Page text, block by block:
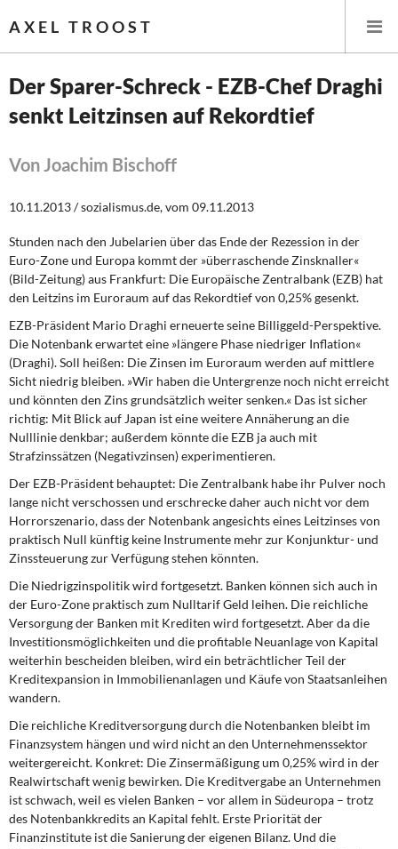
AXEL TROOST
Startseite
Themen
Leitlinien linker Wirtschafts- und Finanzpolitik
Wirtschaftspolitik
Steuer- und Finanzpolitik
Öffentliche Infrastruktur und Daseinsvorsorge
Eurokrise und Griechenland
DIE LINKE
Weitere Themen
Memo-Gruppe
Institut Solidarische Moderne
Rosa-Luxemburg-Stiftung
Über mich
Kontakt
Der Sparer-Schreck - EZB-Chef Draghi
senkt Leitzinsen auf Rekordtief
Von Joachim Bischoff
10.11.2013 / sozialismus.de, vom 09.11.2013
Stunden nach den Jubelarien über das Ende der Rezession in der
Euro-Zone und Europa kommt der »überraschende Zinsknaller«
(Bild-Zeitung) aus Frankfurt: Die Europäische Zentralbank (EZB) hat
den Leitzins im Euroraum auf das Rekordtief von 0,25% gesenkt.
EZB-Präsident Mario Draghi erneuerte seine Billiggeld-Perspektive.
Die Notenbank erwartet eine »längere Phase niedriger Inflation«
(Draghi). Soll heißen: Die Zinsen im Euroraum werden auf mittlere
Sicht niedrig bleiben. »Wir haben die Untergrenze noch nicht erreicht
und könnten den Zins grundsätzlich weiter senken.« Das ist sicher
richtig: Mit Blick auf Japan ist eine weitere Annäherung an die
Nulllinie denkbar; außerdem könnte die EZB ja auch mit
Strafzinssätzen (Negativzinsen) experimentieren.
Der EZB-Präsident behauptet: Die Zentralbank habe ihr Pulver noch
lange nicht verschossen und erschrecke daher auch nicht vor dem
Horrorszenario, dass der Notenbank angesichts eines Leitzinses von
praktisch Null künftig keine Instrumente mehr zur Konjunktur- und
Zinssteuerung zur Verfügung stehen könnten.
Die Niedrigzinspolitik wird fortgesetzt. Banken können sich auch in
der Euro-Zone praktisch zum Nulltarif Geld leihen. Die reichliche
Versorgung der Banken mit Krediten wird fortgesetzt. Aber da die
Investitionsmöglichkeiten und die profitable Neuanlage von Kapital
weiterhin bescheiden bleiben, wird ein beträchtlicher Teil der
Kreditexpansion in Immobilienanlagen und Käufe von Staatsanleihen
wandern.
Die reichliche Kreditversorgung durch die Notenbanken bleibt im
Finanzsystem hängen und wird nicht an den Unternehmenssektor
weitergereicht. Konkret: Die Zinsermäßigung um 0,25% wird in der
Realwirtschaft wenig bewirken. Die Kreditvergabe an Unternehmen
ist schwach, weil es vielen Banken – vor allem in Südeuropa – trotz
des Notenbankkredits an Kapital fehlt. Erste Priorität der
Finanzinstitute ist die Sanierung der eigenen Bilanz. Und die